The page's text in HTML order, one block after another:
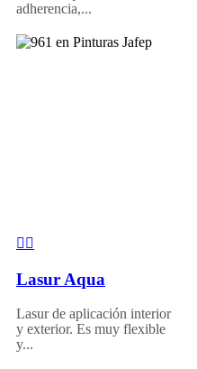
adherencia,...
Lasur Aqua
Lasur de aplicación interior
y exterior. Es muy flexible
y...